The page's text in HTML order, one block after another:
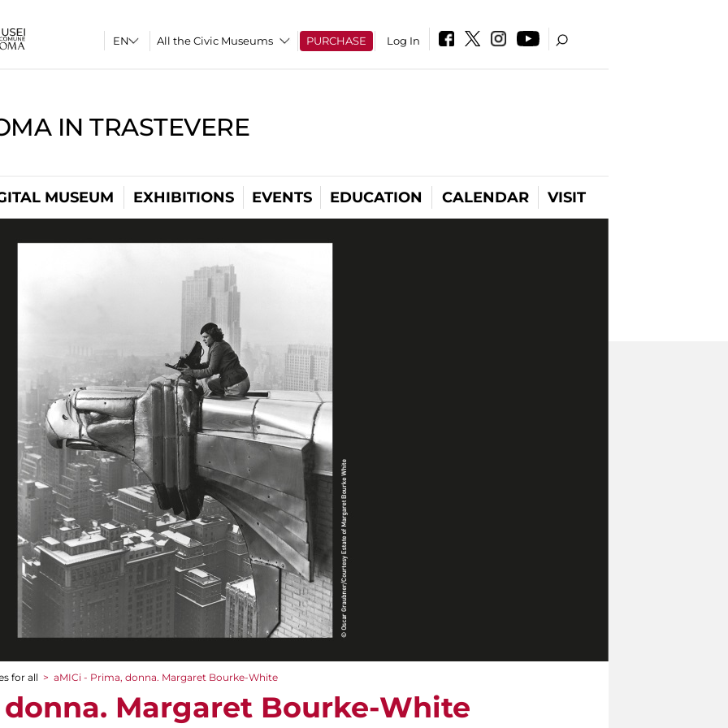
All the Civic Museums PURCHASE Log In
IN TRASTEVERE
MUSEUM EXHIBITIONS EVENTS EDUCATION CALENDAR VISIT
for all > aMICi - Prima, donna. Margaret Bourke-White
donna. Margaret Bourke-White